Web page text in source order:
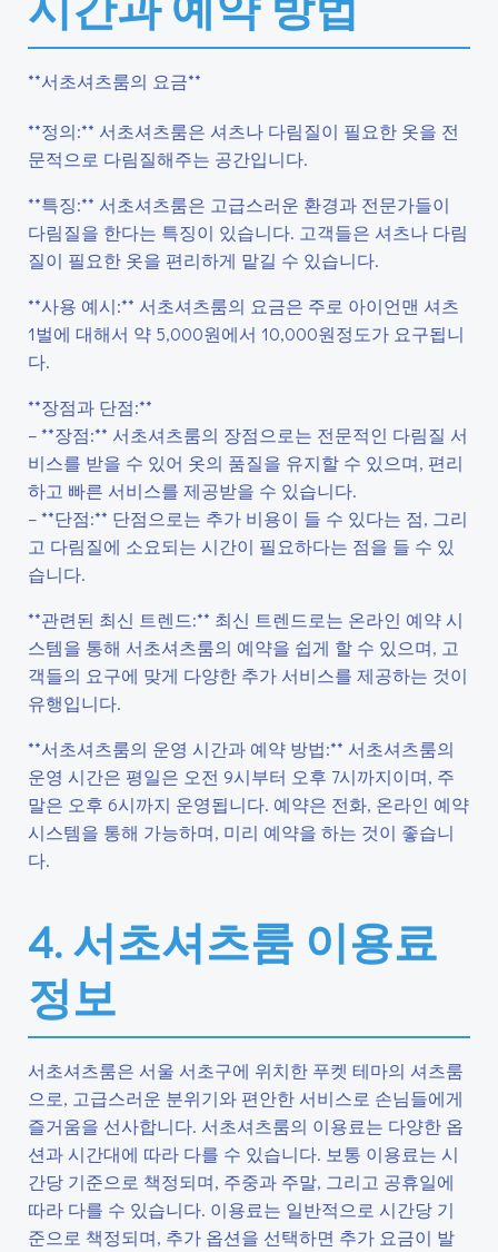
**서초셔츠룸의 요금**
**정의:** 서초셔츠룸은 셔츠나 다림질이 필요한 옷을 전
문적으로 다림질해주는 공간입니다.
**특징:** 서초셔츠룸은 고급스러운 환경과 전문가들이
다림질을 한다는 특징이 있습니다. 고객들은 셔츠나 다림
질이 필요한 옷을 편리하게 맡길 수 있습니다.
**사용 예시:** 서초셔츠룸의 요금은 주로 아이언맨 셔츠
1벌에 대해서 약 5,000원에서 10,000원정도가 요구됩니
다.
**장점과 단점:**
– **장점:** 서초셔츠룸의 장점으로는 전문적인 다림질 서
비스를 받을 수 있어 옷의 품질을 유지할 수 있으며, 편리
하고 빠른 서비스를 제공받을 수 있습니다.
– **단점:** 단점으로는 추가 비용이 들 수 있다는 점, 그리
고 다림질에 소요되는 시간이 필요하다는 점을 들 수 있
습니다.
**관련된 최신 트렌드:** 최신 트렌드로는 온라인 예약 시
스템을 통해 서초셔츠룸의 예약을 쉽게 할 수 있으며, 고
객들의 요구에 맞게 다양한 추가 서비스를 제공하는 것이
유행입니다.
**서초셔츠룸의 운영 시간과 예약 방법:** 서초셔츠룸의
운영 시간은 평일은 오전 9시부터 오후 7시까지이며, 주
말은 오후 6시까지 운영됩니다. 예약은 전화, 온라인 예약
시스템을 통해 가능하며, 미리 예약을 하는 것이 좋습니
다.
4. 서초셔츠룸 이용료
정보
서초셔츠룸은 서울 서초구에 위치한 푸켓 테마의 셔츠룸
으로, 고급스러운 분위기와 편안한 서비스로 손님들에게
즐거움을 선사합니다. 서초셔츠룸의 이용료는 다양한 옵
션과 시간대에 따라 다를 수 있습니다. 보통 이용료는 시
간당 기준으로 책정되며, 주중과 주말, 그리고 공휴일에
따라 다를 수 있습니다. 이용료는 일반적으로 시간당 기
준으로 책정되며, 추가 옵션을 선택하면 추가 요금이 발